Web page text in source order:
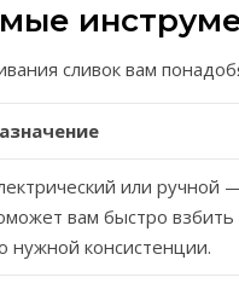
сливок вам
или ручной
вам быстро взбить
нужной консистенции.